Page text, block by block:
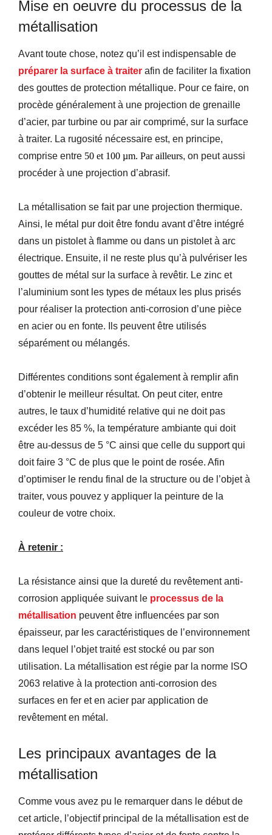
Mise en oeuvre du processus de la
métallisation
Avant toute chose, notez qu’il est indispensable de
préparer la surface à traiter afin de faciliter la fixation
des gouttes de protection métallique. Pour ce faire, on
procède généralement à une projection de grenaille
d’acier, par turbine ou par air comprimé, sur la surface
à traiter. La rugosité nécessaire est, en principe,
comprise entre 50 et 100 µm. Par ailleurs, on peutaussi
procéder à une projection d’abrasif.
La métallisation se fait par une projection thermique.
Ainsi, le métal pur doit être fondu avant d’être intégré
dans un pistolet à flamme ou dans un pistolet à arc
électrique. Ensuite, il ne reste plus qu’à pulvériser les
gouttes de métal sur la surface à revêtir. Le zinc et
l’aluminium sont les types de métaux les plus prisés
pour réaliser la protection anti-corrosion d’une pièce
en acier ou en fonte.
Ils peuvent être utilisés
séparément ou mélangés.
Différentes conditions sontégalementà remplir afin
d’obtenir le meilleur résultat. On peut citer, entre
autres, le taux d’humidité relative qui ne doit pas
excéder les 85 %, la température ambiante qui doit
être au-dessus de 5 °C ainsi que celle du support qui
doit faire 3 °C de plus que le point de rosée. Afin
d’optimiser le rendu final de la structure ou de l’objet à
traiter, vous pouvez y appliquer la peinture de la
couleur de votre choix.
À retenir :
La résistance ainsi que la dureté du revêtement anti-
corrosion appliquée suivant le processus de la
métallisation peuvent être influencées par son
épaisseur, par les caractéristiques de l’environnement
dans lequel l’objettraité est stocké ou par son
utilisation. La métallisation est régie par la norme ISO
2063 relative à la protection anti-corrosion des
surfaces en fer et en acier par application de
revêtement en métal.
Les principaux avantages de la
métallisation
Comme vous avez pu le remarquer dans le début de
cet article, l’objectif principal de la métallisation est de